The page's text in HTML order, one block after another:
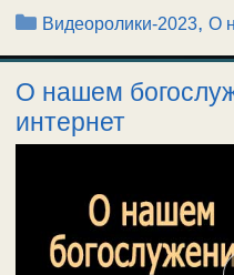
Рубрики
Видеоролики-2023,О
О нашем
интернет